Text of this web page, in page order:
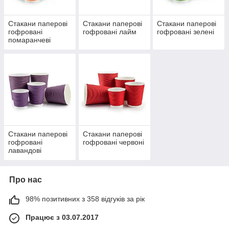
Стакани паперові
гофровані
помаранчеві
Стакани паперові
гофровані лайм
Стакани паперові
гофровані зелені
Стакани паперові
гофровані
лавандові
Стакани паперові
гофровані червоні
Про нас
98% позитивних з 358 відгуків за рік
Працює з 03.07.2017